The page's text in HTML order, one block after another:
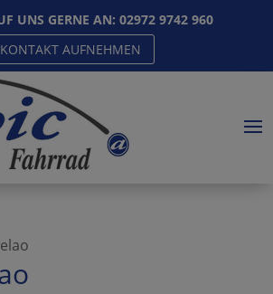
UNS GERNE AN: 02972 9742 960
KONTAKT AUFNEHMEN